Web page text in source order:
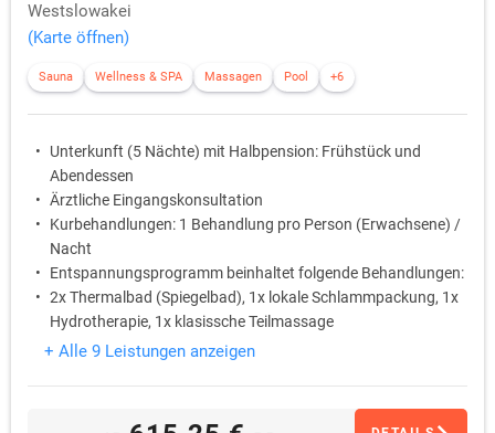
Westslowakei
(Karte öffnen)
Sauna Wellness & SPA Massagen Pool +6
Unterkunft (5 Nächte) mit Halbpension: Frühstück und
Abendessen
Ärztliche Eingangskonsultation
Kurbehandlungen: 1 Behandlung pro Person (Erwachsene) /
Nacht
Entspannungsprogramm beinhaltet folgende Behandlungen:
2x Thermalbad (Spiegelbad), 1x lokale Schlammpackung, 1x
Hydrotherapie, 1x klasissche Teilmassage
Trinkkur
+ Alle 9 Leistungen anzeigen